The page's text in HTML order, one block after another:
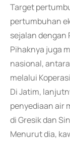
Target
pertumbuhan
sejalan dengan
Pihaknya juga
nasional,
melalui
Di Jatim,
penyediaan air
di Gresik dan
Menurut dia,